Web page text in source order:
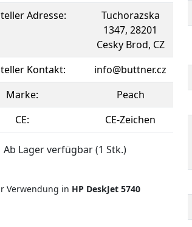
Adresse:
Tuchorazska
1347, 28201
Cesky Brod, CZ
Kontakt:
info@buttner.cz
Marke:
Peach
CE:
CE-Zeichen
Ab Lager verfügbar (1 Stk.)
Verwendung in HP DeskJet 5740